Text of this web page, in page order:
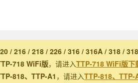
/ 216 / 218 / 226 / 316 / 316A / 318 /
718 WiFi版，请进入TTP-718 WiFi版下
818、TTP-A1 ，请进入TTP-818、TTP-